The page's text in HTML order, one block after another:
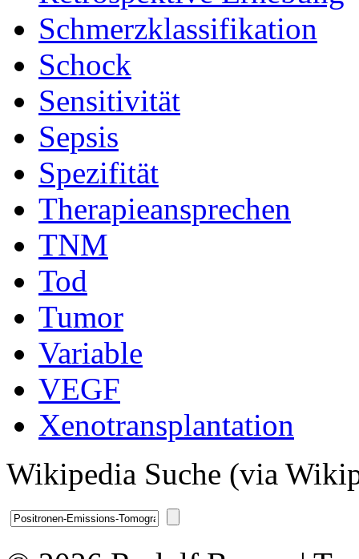
Schmerzklassifikation
Schock
Sensitivität
Sepsis
Spezifität
Therapieansprechen
TNM
Tod
Tumor
Variable
VEGF
Xenotransplantation
Wikipedia Suche (via